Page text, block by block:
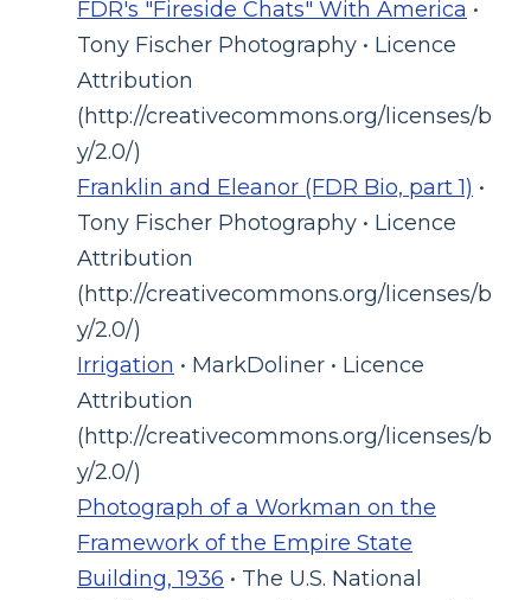
FDR's "Fireside Chats" With America •
Tony Fischer Photography • Licence
Attribution
(http://creativecommons.org/licenses/b
y/2.0/)
Franklin and Eleanor (FDR Bio, part 1) •
Tony Fischer Photography • Licence
Attribution
(http://creativecommons.org/licenses/b
y/2.0/)
Irrigation • MarkDoliner • Licence
Attribution
(http://creativecommons.org/licenses/b
y/2.0/)
Photograph of a Workman on the
Framework of the Empire State
Building, 1936 • The U.S. National